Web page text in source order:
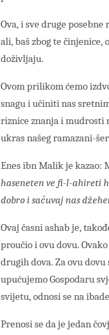
Ova, i sve druge
ali, baš zbog te
doživljaju.
Ovom prilikom ćemo
snagu i učiniti nas
riznice znanja i mudrosti
ukras našeg ramazani-
Enes ibn Malik je kazao:
haseneten ve fi-l-ahireti
dobro i sačuvaj nas
Ovaj časni ashab je,
proučio i ovu dovu.
drugih dova. Za ovu
upućujemo Gospodaru
svijetu, odnosi se na
Prenosi se da je jedan